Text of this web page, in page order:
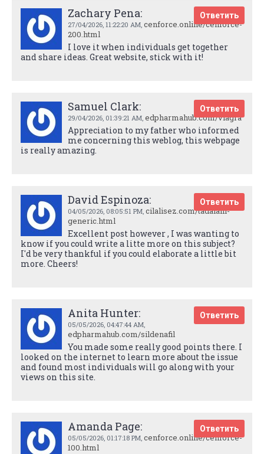
Zachary Pena:
27/04/2026, 11:22:20 AM, cenforce.online/cenforce-
200.html
Ответить
I love it when individuals get together
and share ideas. Great website, stick with it!
Samuel Clark:
29/04/2026, 01:39:21 AM, edpharmahub.com/viagra
Ответить
Appreciation to my father who informed
me concerning this weblog, this webpage
is really amazing.
David Espinoza:
04/05/2026, 08:05:51 PM, cilalisez.com/tadalafil-
generic.html
Ответить
Excellent post however , I was wanting to
know if you could write a litte more on this subject?
I'd be very thankful if you could elaborate a little bit
more. Cheers!
Anita Hunter:
05/05/2026, 04:47:44 AM,
edpharmahub.com/sildenafil
Ответить
You made some really good points there. I
looked on the internet to learn more about the issue
and found most individuals will go along with your
views on this site.
Amanda Page:
05/05/2026, 01:17:18 PM, cenforce.online/cenforce-
100.html
Ответить